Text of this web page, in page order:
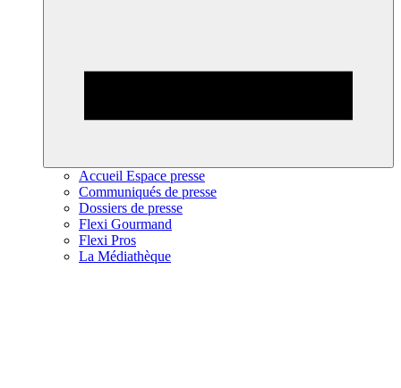
Accueil Espace presse
Communiqués de presse
Dossiers de presse
Flexi Gourmand
Flexi Pros
La Médiathèque